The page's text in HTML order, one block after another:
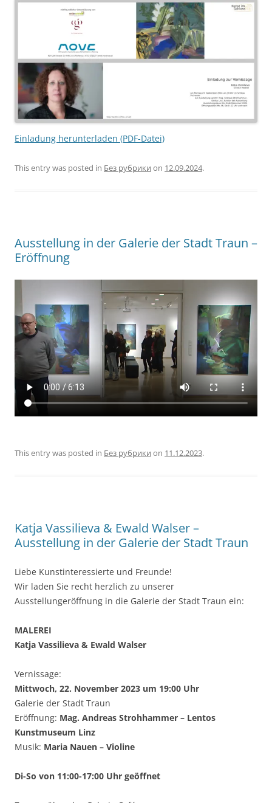
Einladung herunterladen (PDF-Datei)
This entry was posted in Без рубрики on 12.09.2024.
Ausstellung in der Galerie der Stadt Traun –
Eröffnung
This entry was posted in Без рубрики on 11.12.2023.
Katja Vassilieva & Ewald Walser –
Ausstellung in der Galerie der Stadt Traun
Liebe Kunstinteressierte und Freunde!
Wir laden Sie recht herzlich zu unserer
Ausstellungeröffnung in die Galerie der Stadt Traun ein:
MALEREI
Katja Vassilieva & Ewald Walser
Vernissage:
Mittwoch, 22. November 2023 um 19:00 Uhr
Galerie der Stadt Traun
Eröffnung: Mag. Andreas Strohhammer – Lentos
Kunstmuseum Linz
Musik: Maria Nauen – Violine
Di-So von 11:00-17:00 Uhr geöffnet